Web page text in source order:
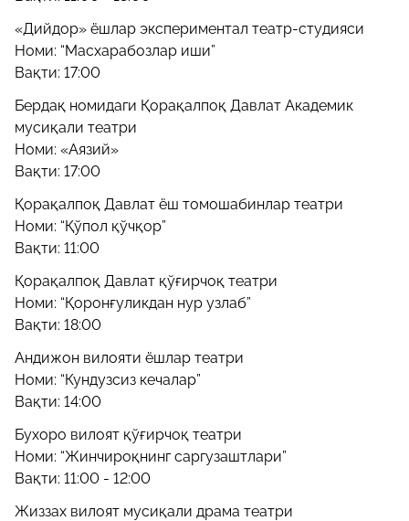
«Дийдор» ёшлар экспериментал театр-студияси
Номи: “Масхарабозлар иши”
Вақти: 17:00
Бердақ номидаги Қорақалпоқ Давлат Академик
мусиқали театри
Номи: «Аязий»
Вақти: 17:00
Қорақалпоқ Давлат ёш томошабинлар театри
Номи: “Қўпол қўчқор”
Вақти: 11:00
Қорақалпоқ Давлат қўғирчоқ театри
Номи: “Қоронғуликдан нур узлаб”
Вақти: 18:00
Андижон вилояти ёшлар театри
Номи: “Кундузсиз кечалар”
Вақти: 14:00
Бухоро вилоят қўғирчоқ театри
Номи: “Жинчироқнинг саргузаштлари”
Вақти: 11:00 - 12:00
Жиззах вилоят мусиқали драма театри